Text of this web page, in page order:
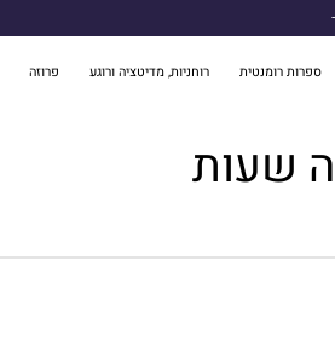
ספרות רומנטית רוחניות, מדיטציה ורוגע פרוזה
שעות